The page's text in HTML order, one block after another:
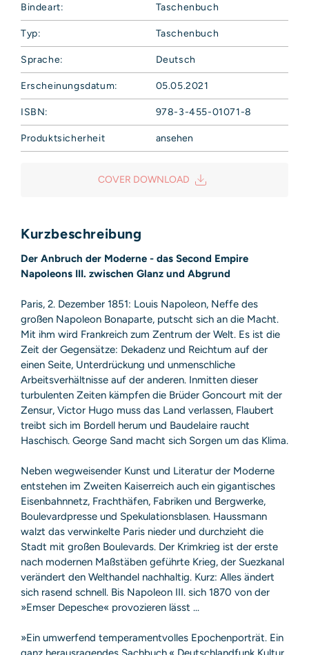
Bindeart: Taschenbuch
Typ: Taschenbuch
Sprache: Deutsch
Erscheinungsdatum: 05.05.2021
ISBN: 978-3-455-01071-8
Produktsicherheit
ansehen
Sicherheitshinweis entsprechend Art. 9 Abs. 7 S. 2 der
GPSRentbehrlich
COVER DOWNLOAD
Kurzbeschreibung
Der Anbruch der Moderne - das Second Empire
Napoleons III. zwischen Glanz und Abgrund
Paris, 2. Dezember 1851: Louis Napoleon, Neffe des
großen Napoleon Bonaparte, putscht sich an die Macht.
Mit ihm wird Frankreich zum Zentrum der Welt. Es ist die
Zeit der Gegensätze: Dekadenz und Reichtum auf der
einen Seite, Unterdrückung und unmenschliche
Arbeitsverhältnisse auf der anderen. Inmitten dieser
turbulenten Zeiten kämpfen die Brüder Goncourt mit der
Zensur, Victor Hugo muss das Land verlassen, Flaubert
treibt sich im Bordell herum und Baudelaire raucht
Haschisch. George Sand macht sich Sorgen um das Klima.
Neben wegweisender Kunst und Literatur der Moderne
entstehen im Zweiten Kaiserreich auch ein gigantisches
Eisenbahnnetz, Frachthäfen, Fabriken und Bergwerke,
Boulevardpresse und Spekulationsblasen. Haussmann
walzt das verwinkelte Paris nieder und durchzieht die
Stadt mit großen Boulevards. Der Krimkrieg ist der erste
nach modernen Maßstäben geführte Krieg, der Suezkanal
verändert den Welthandel nachhaltig. Kurz: Alles ändert
sich rasend schnell. Bis Napoleon III. sich 1870 von der
»Emser Depesche« provozieren lässt ...
»Ein umwerfend temperamentvolles Epochenporträt. Ein